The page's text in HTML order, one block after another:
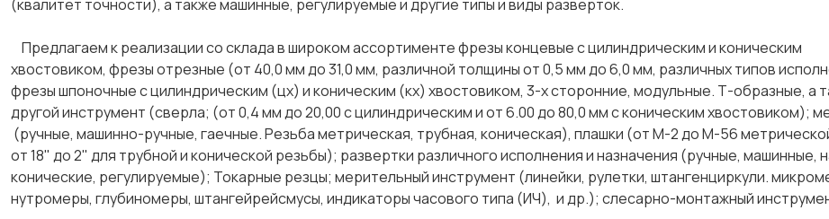
(квалитет точности), а также машинные, регулируемые и другие типы и виды разверток.
Предлагаем к реализации со склада в широком ассортименте фрезы концевые с цилиндрическим и коническим
хвостовиком, фрезы отрезные (от 40,0 мм до 31,0 мм, различной толщины от 0,5 мм до 6,0 мм, различных типов
фрезы шпоночные с цилиндрическим (цх) и коническим (кх) хвостовиком, 3-х сторонние, модульные. Т-образные, а
другой инструмент (сверла; (от 0,4 мм до 20,00 с цилиндрическим и от 6.00 до 80,0 мм с коническим хвостовиком);
(ручные, машинно-ручные, гаечные. Резьба метрическая, трубная, коническая), плашки (от М-2 до М-56
от 18" до 2" для трубной и конической резьбы); развертки различного исполнения и назначения (ручные, машинные,
конические, регулируемые); Токарные резцы; мерительный инструмент (линейки, рулетки, штангенциркули.
нутромеры, глубиномеры, штангейрейсмусы, индикаторы часового типа (ИЧ), и др.); слесарно-монтажный